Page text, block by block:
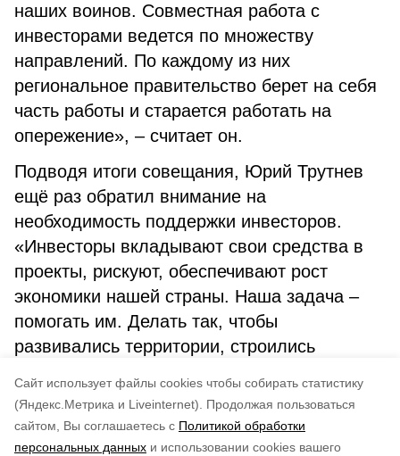
Cайт использует файлы cookies чтобы собирать статистику
(Яндекс.Метрика и Liveinternet).
Продолжая пользоваться
сайтом, Вы соглашаетесь с Политикой обработки
персональных данных и использовании cookies вашего
наших воинов. Совместная работа с
инвесторами ведется по множеству
направлений. По каждому из них
региональное правительство берет на себя
часть работы и старается работать на
опережение», – считает он.
Подводя итоги совещания, Юрий Трутнев
ещё раз обратил внимание на
необходимость поддержки инвесторов.
«Инвесторы вкладывают свои средства в
проекты, рискуют, обеспечивают рост
экономики нашей страны. Наша задача –
помогать им. Делать так, чтобы
развивались территории, строились
– подытожил вице-премьер.